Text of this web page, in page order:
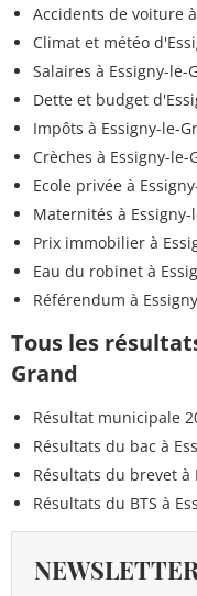
Accidents de voiture
Climat et météo
Salaires à Essigny-le-
Dette et budget
Impôts à Essigny-le-
Crèches à Essigny-le-
Ecole privée à
Maternités à Essigny-
Prix immobilier à
Eau du robinet à
Référendum à
Tous les
Grand
Résultat municipale
Résultats du bac à
Résultats du brevet à
Résultats du BTS à